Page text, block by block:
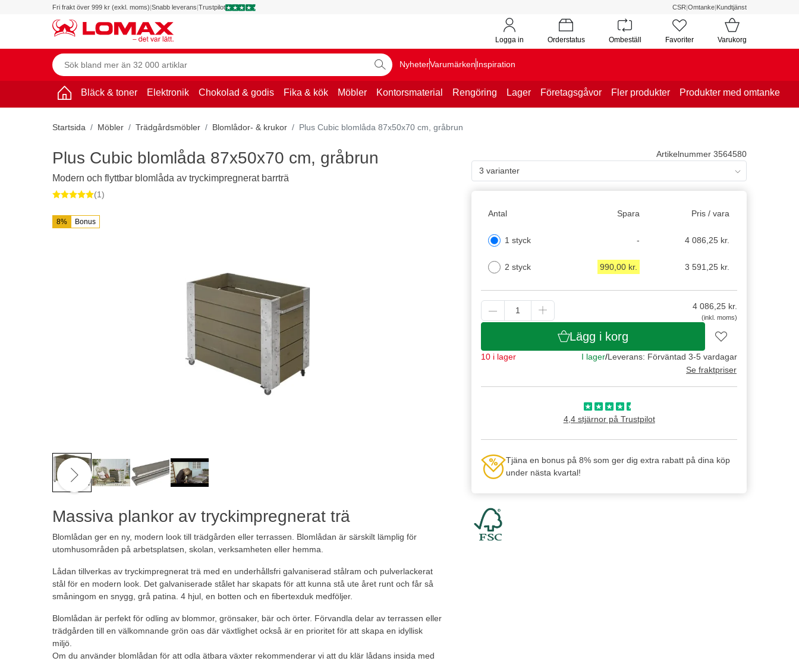
Fri frakt över 999 kr (exkl. moms)|Snabb leverans|Trustpilot CSR|Omtanke|Kundtjänst
Logga in Orderstatus Ombeställ Favoriter Varukorg
NyheterVarumärkenInspiration
Bläck & toner Elektronik Chokolad & godis Fika & kök Möbler Kontorsmaterial Rengöring Lager Företagsgåvor Fler produkter Produkter med omtanke
Startsida Möbler Trädgårdsmöbler Blomlådor- & krukor Plus Cubic blomlåda 87x50x70 cm, gråbrun
8% Bonus
Massiva plankor av tryckimpregnerat trä
Blomlådan ger en ny, modern look till trädgården eller terrassen. Blomlådan är särskilt lämplig för
utomhusområden på arbetsplatsen, skolan, verksamheten eller hemma.
Lådan tillverkas av tryckimpregnerat trä med en underhållsfri galvaniserad stålram och pulverlackerat
stål för en modern look. Det galvaniserade stålet har skapats för att kunna stå ute året runt och får så
småningom en snygg, grå patina. 4 hjul, en botten och en fibertexduk medföljer.
Blomlådan är perfekt för odling av blommor, grönsaker, bär och örter. Förvandla delar av terrassen eller
trädgården till en välkomnande grön oas där växtlighet också är en prioritet för att skapa en idyllisk
miljö.
Om du använder blomlådan för att odla ätbara växter rekommenderar vi att du klär lådans insida med
Artikelnummer 3564580
3 varianter
Antal Spara Pris / vara
1 styck - 4 086,25 kr.
2 styck 990,00 kr. 3 591,25 kr.
4 086,25kr.
(inkl. moms)
Lägg i korg
10 i lager I lager/Leverans: Förväntad 3-5 vardagar
Se fraktpriser
4,4 stjärnor på Trustpilot
Tjäna en bonus på 8% som ger dig extra rabatt på dina köp
under nästa kvartal!
Plus Cubic blomlåda 87x50x70 cm, gråbrun
Modern och flyttbar blomlåda av tryckimpregnerat barrträ
(1)